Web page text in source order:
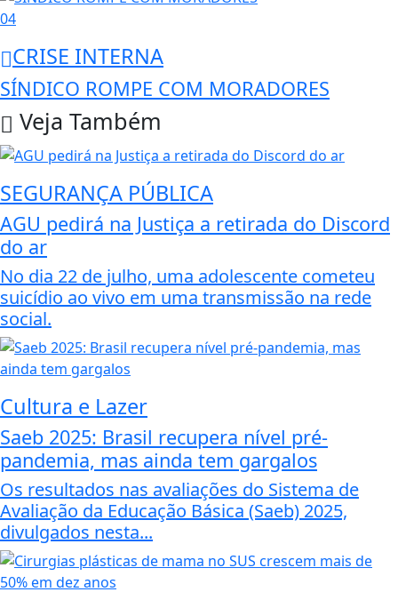
04
CRISE INTERNA
SÍNDICO ROMPE COM MORADORES
Veja Também
SEGURANÇA PÚBLICA
AGU pedirá na Justiça a retirada do Discord
do ar
No dia 22 de julho, uma adolescente cometeu
suicídio ao vivo em uma transmissão na rede
social.
Cultura e Lazer
Saeb 2025: Brasil recupera nível pré-
pandemia, mas ainda tem gargalos
Os resultados nas avaliações do Sistema de
Avaliação da Educação Básica (Saeb) 2025,
divulgados nesta...